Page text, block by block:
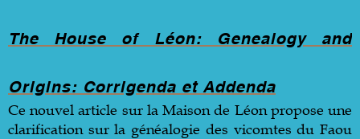
The House of Léon: Genealogy and
Origins: Corrigenda et Addenda
Ce nouvel article sur la Maison de Léon propose une
clarification sur la généalogie des vicomtes du Faou